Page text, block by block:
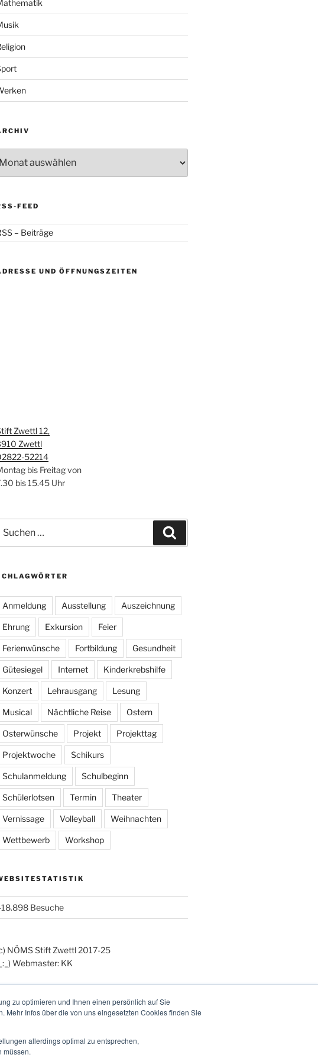
zu optimieren und Ihnen einen persönlich auf Sie
Infos über die von uns eingesetzten Cookies finden Sie
allerdings optimal zu entsprechen,
müssen.
FEED
– Beiträge
UND ÖFFNUNGSZEITEN
Zwettl 12,
Zwettl
52214
bis Freitag von
bis 15.45 Uhr
nach:
Anmeldung Ausstellung Auszeichnung
Ehrung Exkursion Feier
Ferienwünsche Fortbildung Gesundheit
Gütesiegel Internet Kinderkrebshilfe
Konzert Lehrausgang Lesung
Musical Nächtliche Reise Ostern
Osterwünsche Projekt Projekttag
Projektwoche Schikurs
Schulanmeldung Schulbeginn
Schülerlotsen Termin Theater
Vernissage Volleyball Weihnachten
Wettbewerb Workshop
Besuche
NÖMS Stift Zwettl 2017-25
Webmaster: KK